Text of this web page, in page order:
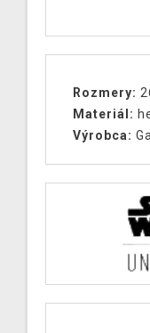
Rozmery:
Materiál:
Výrobca: